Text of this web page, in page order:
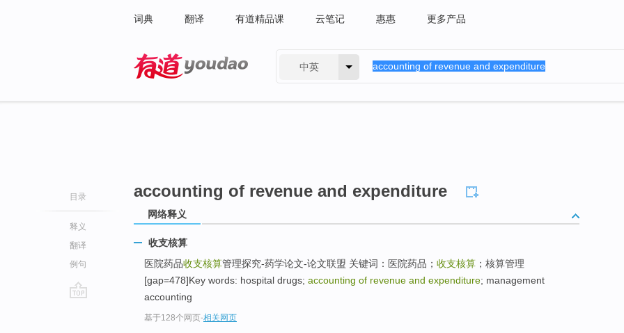
词典 翻译 有道精品课 云笔记 惠惠 更多产品
中英
目录
释义
翻译
例句
accounting of revenue and expenditure
网络释义
收支核算
医院药品收支核算管理探究-药学论文-论文联盟 关键词：医院药品； 收支核算 ；核算管理
[gap=478]Key words: hospital drugs; accounting of revenue and expenditure; management
accounting
基于128个网页-相关网页